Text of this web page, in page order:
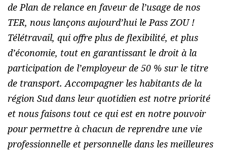
de Plan de relance en faveur de l’usage de nos
TER, nous lançons aujourd’hui le Pass ZOU !
Télétravail, qui offre plus de flexibilité, et plus
d’économie, tout en garantissant le droit à la
participation de l’employeur de 50 % sur le titre
de transport. Accompagner les habitants de la
région Sud dans leur quotidien est notre priorité
et nous faisons tout ce qui est en notre pouvoir
pour permettre à chacun de reprendre une vie
professionnelle et personnelle dans les meilleures